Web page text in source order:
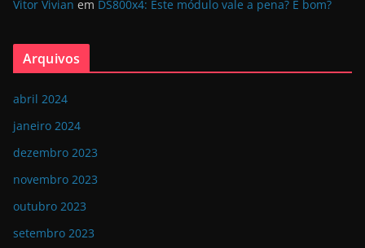
Vitor Vivian em DS800x4: Este módulo vale a pena? É bom?
Arquivos
abril 2024
janeiro 2024
dezembro 2023
novembro 2023
outubro 2023
setembro 2023